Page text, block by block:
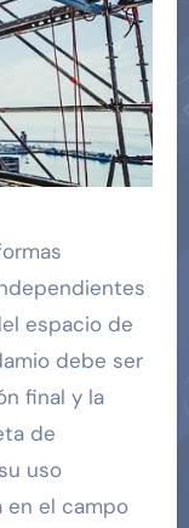
espacio de
debe ser
final y la
de
uso
en el campo